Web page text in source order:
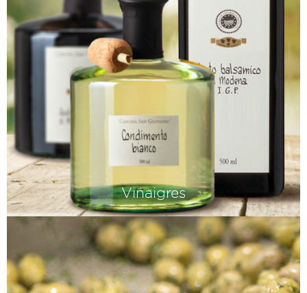
Vinaigres
Nombreux sont ceux qui aiment l'aceto
balsamico. Mais il vaut également la
peine de redécouvrir la culture du
vinaigre de vin classique. Surtout s'il a
été fermenté à partir d'un vin italien
sélectionné - comme...